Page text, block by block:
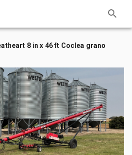
8 in x 46 ft Coclea grano